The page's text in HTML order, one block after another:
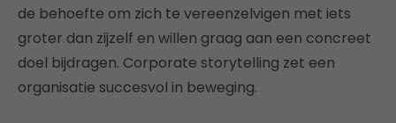
de behoefte om zich te vereenzelvigen met iets
groter dan zijzelf en willen graag aan een concreet
doel bijdragen. Corporate storytelling zet een
organisatie succesvol in beweging.